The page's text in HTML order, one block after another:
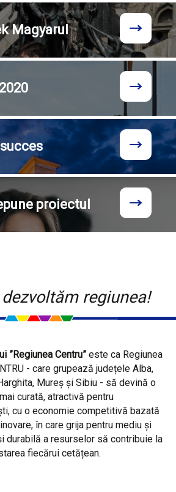
Magyarul
proiectul
regiunea!
”Regiunea Centru”este ca Regiunea
- care grupează județele Alba,
Mureș și Sibiu - să devină o
curată, atractivă pentru
cu o economie competitivă bazată
în care grija pentru mediu și
durabilă a resurselor să contribuie la
fiecărui cetățean.